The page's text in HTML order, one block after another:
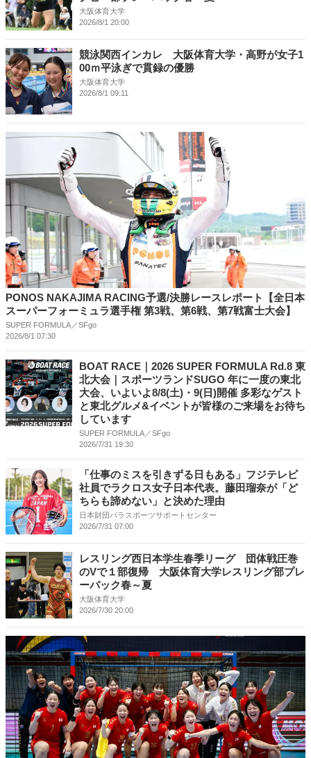
大阪体育大学
2026/8/1 20:00
競泳関西インカレ 大阪体育大学・高野が女子1
00ｍ平泳ぎで貫録の優勝
大阪体育大学
2026/8/1 09:11
PONOS NAKAJIMA RACING予選/決勝レースレポート【全日本
スーパーフォーミュラ選手権 第3戦、第6戦、第7戦富士大会】
SUPER FORMULA／SFgo
2026/8/1 07:30
BOAT RACE｜2026 SUPER FORMULA Rd.8 東
北⼤会｜スポーツランドSUGO 年に⼀度の東北
⼤会、いよいよ8/8(⼟)・9(⽇)開催 多彩なゲスト
と東北グルメ&イベントが皆様のご来場をお待ち
しています
SUPER FORMULA／SFgo
2026/7/31 19:30
「仕事のミスを引きずる日もある」フジテレビ
社員でラクロス女子日本代表。藤田瑠奈が「ど
ちらも諦めない」と決めた理由
日本財団パラスポーツサポートセンター
2026/7/31 07:00
レスリング西日本学生春季リーグ 団体戦圧巻
のVで１部復帰 大阪体育大学レスリング部プレ
ーバック春～夏
大阪体育大学
2026/7/30 20:00